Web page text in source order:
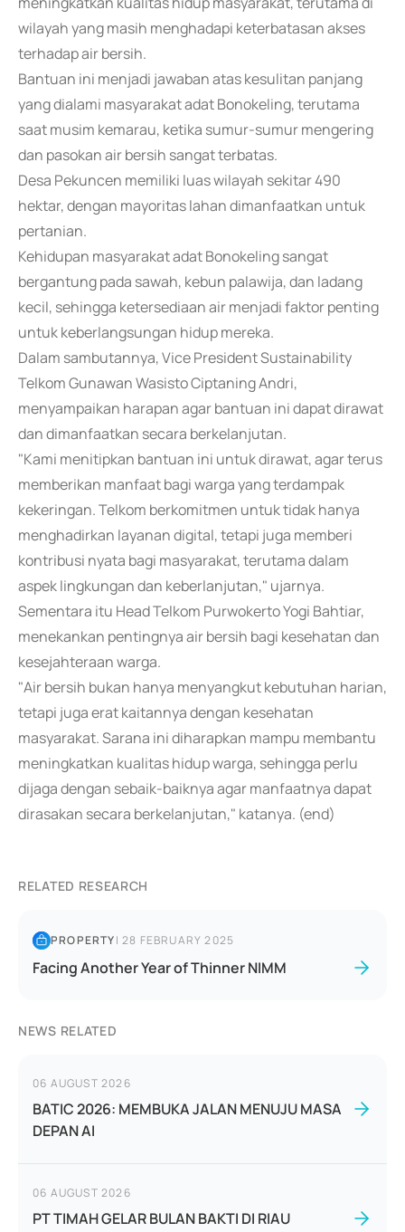
wilayah yang masih menghadapi keterbatasan akses
terhadap air bersih.
Bantuan ini menjadi jawaban atas kesulitan panjang
yang dialami masyarakat adat Bonokeling, terutama
saat musim kemarau, ketika sumur-sumur mengering
dan pasokan air bersih sangat terbatas.
Desa Pekuncen memiliki luas wilayah sekitar 490
hektar, dengan mayoritas lahan dimanfaatkan untuk
pertanian.
Kehidupan masyarakat adat Bonokeling sangat
bergantung pada sawah, kebun palawija, dan ladang
kecil, sehingga ketersediaan air menjadi faktor penting
untuk keberlangsungan hidup mereka.
Dalam sambutannya, Vice President Sustainability
Telkom Gunawan Wasisto Ciptaning Andri,
menyampaikan harapan agar bantuan ini dapat dirawat
dan dimanfaatkan secara berkelanjutan.
"Kami menitipkan bantuan ini untuk dirawat, agar terus
memberikan manfaat bagi warga yang terdampak
kekeringan. Telkom berkomitmen untuk tidak hanya
menghadirkan layanan digital, tetapi juga memberi
kontribusi nyata bagi masyarakat, terutama dalam
aspek lingkungan dan keberlanjutan," ujarnya.
Sementara itu Head Telkom Purwokerto Yogi Bahtiar,
menekankan pentingnya air bersih bagi kesehatan dan
kesejahteraan warga.
"Air bersih bukan hanya menyangkut kebutuhan harian,
tetapi juga erat kaitannya dengan kesehatan
masyarakat. Sarana ini diharapkan mampu membantu
meningkatkan kualitas hidup warga, sehingga perlu
dijaga dengan sebaik-baiknya agar manfaatnya dapat
dirasakan secara berkelanjutan," katanya. (end)
RELATED RESEARCH
PROPERTY|28 FEBRUARY 2025
Facing Another Year of Thinner NIMM
NEWS RELATED
06 AUGUST 2026
BATIC 2026: MEMBUKA JALAN MENUJU MASA
DEPAN AI
06 AUGUST 2026
PT TIMAH GELAR BULAN BAKTI DI RIAU